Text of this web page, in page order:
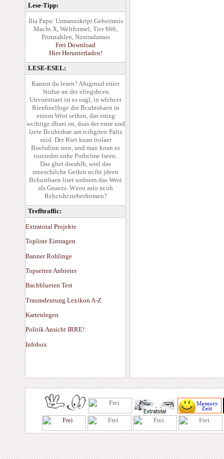
Lese-Tipp:
Ilia Papa: Urmanuskript Geheimnis
Macht X, Weltformel, Tier 666,
Primzahlen, Nostradamus
Frei Download
Hier Herunterladen!
LESE-ESEL:
Kannst du lesen? Afugrnud enier
Stidue an der elingshcen
Unvirestiaet ist es eagl, in wlehcer
Rienhnelfoge die Bcuhtsbaen in
eniem Wrot sethen, das enizg
wcihitge dbaei ist, dsas der estre und
lzete Bcuhtsbae am rcihgiten Paltz
snid. Der Rset knan ttolaer
Boelsdinn sien, und man knan es
torztedm onhe Porbelme lseen.
Das ghet dseahlb, wiel das
mneschilche Geihrn nciht jdeen
Bchustbaen liset sodnern das Wrot
als Gnaezs. Wzou aslo ncoh
Rehctshcrieberfromen?
Trefftraffic:
Extratotal Projekte
Topliste Eintragen
Banner Rohlinge
Topseiten Anbieter
Bachblueten Test
Traumdeutung Lexikon A-Z
Kartenlegen
Politik Ansicht IRRE!
Infobox